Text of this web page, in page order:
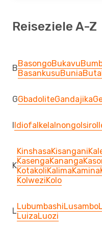
Reiseziele A-Z
BBasongoBukavu
BasankusuBuniaButa
GGbadoliteGandajika
IIdiofaIkelaInongoIsiro
K
KinshasaKisangani
KasengaKananga
KotakoliKalimaKamina
KolweziKolo
LLubumbashiLusambo
LuizaLuozi